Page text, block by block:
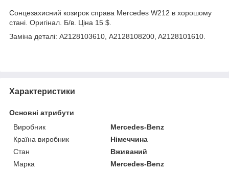
Сонцезахисний козирок справа Mercedes W212 в хорошому
стані. Оригінал. Б/в. Ціна 15 $.
Заміна деталі: A2128103610, A2128108200, A2128101610.
Характеристики
Основні атрибути
Виробник
Mercedes-Benz
Країна виробник
Німеччина
Стан
Вживаний
Марка
Mercedes-Benz